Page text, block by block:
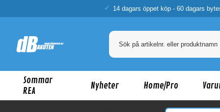
14 dagars öppet köp - 60 dagars
Sommar
REA
Nyheter Home/Pro